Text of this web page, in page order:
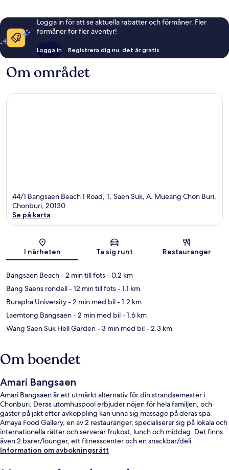
Logga in för att se aktuella rabatter och förmåner. Fler
förmåner för fler äventyr!
Logga in Registrera dig nu, det är gratis
Om området
44/1 Bangsaen Beach 1 Road, T. Saen Suk, A. Mueang Chon Buri,
Chonburi, 20130
Se på karta
I närheten Ta sig runt Restauranger
Bangsaen Beach- 2 min till fots- 0.2 km
Bang Saens rondell- 12 min till fots- 1.1 km
Burapha University- 2 min med bil- 1.2 km
Laemtong Bangsaen- 2 min med bil- 1.6 km
Wang Saen Suk Hell Garden- 3 min med bil- 2.3 km
Om boendet
Amari Bangsaen
Amari Bangsaen är ett utmärkt alternativ för din strandsemester i
Chonburi. Deras utomhuspool erbjuder nöjen för hela familjen, och
gäster på jakt efter avkoppling kan unna sig massage på deras spa.
Amaya Food Gallery, en av 2 restauranger, specialiserar sig på lokala och
internationella rätter och serverar frukost, lunch och middag. Det finns
även 2 barer/lounger, ett fitnesscenter och en snackbar/deli.
Information om avbokningsrätt